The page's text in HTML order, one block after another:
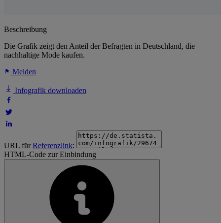
Beschreibung
Die Grafik zeigt den Anteil der Befragten in Deutschland, die
nachhaltige Mode kaufen.
Melden
Infografik downloaden
URL fürReferenzlink:
HTML-Code zur Einbindung